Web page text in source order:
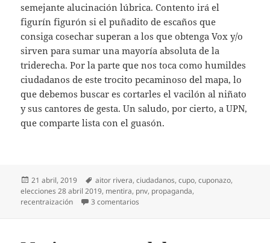
semejante alucinación lúbrica. Contento irá el
figurín figurón si el puñadito de escaños que
consiga cosechar superan a los que obtenga Vox y/o
sirven para sumar una mayoría absoluta de la
triderecha. Por la parte que nos toca como humildes
ciudadanos de este trocito pecaminoso del mapa, lo
que debemos buscar es cortarles el vacilón al niñato
y sus cantores de gesta. Un saludo, por cierto, a UPN,
que comparte lista con el guasón.
Publicado
el
21 abril, 2019 Etiquetas
aitor rivera,ciudadanos,cupo,cuponazo,
elecciones 28 abril 2019, mentira, pnv, propaganda,
recentraización
3 comentarios